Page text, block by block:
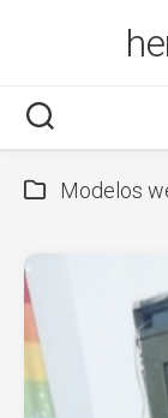
Modelos